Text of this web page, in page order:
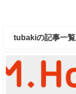
tubakiの記事一覧